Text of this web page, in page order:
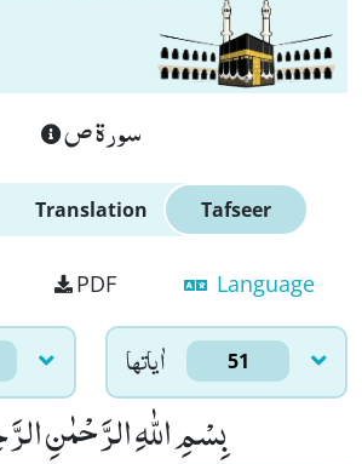
سورة ص
Translation Tafseer
PDF Language
اٰياتها 51
بِسْمِ اللّٰهِ الرَّحْمٰنِ